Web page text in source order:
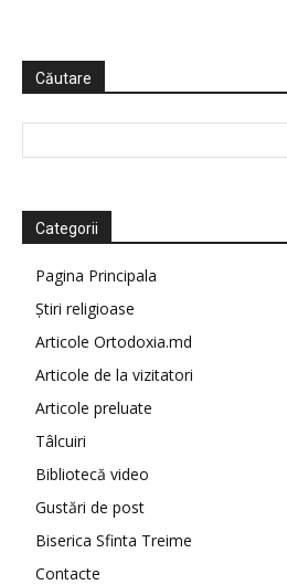
Căutare
Categorii
Pagina Principala
Știri religioase
Articole Ortodoxia.md
Articole de la vizitatori
Articole preluate
Tâlcuiri
Bibliotecă video
Gustări de post
Biserica Sfinta Treime
Contacte